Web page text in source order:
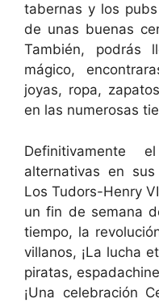
tabernas y los
de unas buenas
También, podrás
mágico,
joyas, ropa,
en las numerosas
Definitivamente
alternativas en
Los Tudors-Henry
un fin de semana
tiempo, la
villanos, ¡La lucha
piratas,
¡Una celebración